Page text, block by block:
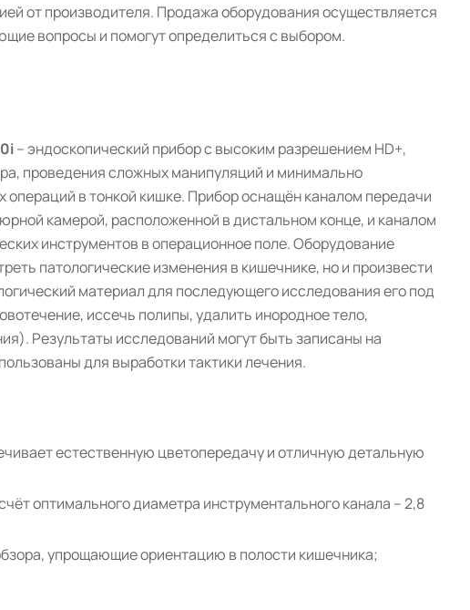
от производителя. Продажа оборудования осуществляется
вопросы и помогут определиться с выбором.
i– эндоскопический прибор с высоким разрешением HD+,
проведения сложных манипуляций и минимально
операций в тонкой кишке. Прибор оснащён каналом передачи
камерой, расположенной в дистальном конце, и каналом
инструментов в операционное поле. Оборудование
патологические изменения в кишечнике, но и произвести
материал для последующего исследования его под
иссечь полипы, удалить инородное тело,
Результаты исследований могут быть записаны на
для выработки тактики лечения.
естественную цветопередачу и отличную детальную
оптимального диаметра инструментального канала – 2,8
упрощающие ориентацию в полости кишечника;